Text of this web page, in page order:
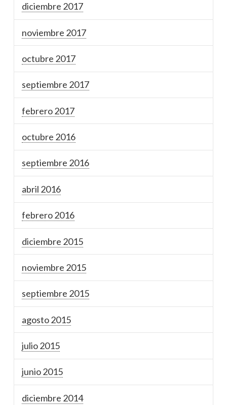
diciembre 2017
noviembre 2017
octubre 2017
septiembre 2017
febrero 2017
octubre 2016
septiembre 2016
abril 2016
febrero 2016
diciembre 2015
noviembre 2015
septiembre 2015
agosto 2015
julio 2015
junio 2015
diciembre 2014